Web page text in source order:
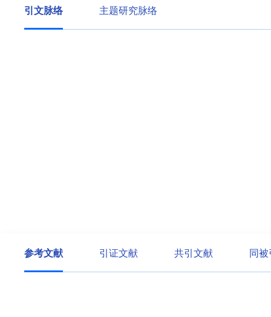
引文脉络 主题研究脉络
参考文献 引证文献 共引文献 同